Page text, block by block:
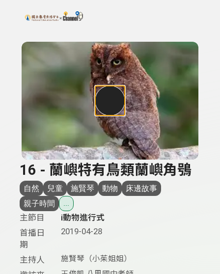
上方功能區塊
搜尋關鍵字：可輸入節目名稱、主持人或關鍵字
16 - 蘭嶼特有鳥類蘭嶼角鴞
自然 兒童 施賢琴 動物
床邊故事
親子時間
...
主節目
i動物進行式
首播日
期
2019-04-28
主持人 施賢琴（小茱姐姐）